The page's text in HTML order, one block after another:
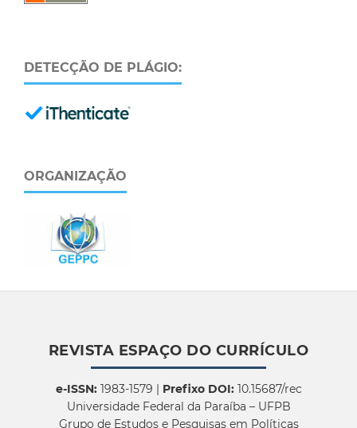
DETECÇÃO DE PLÁGIO:
ORGANIZAÇÃO
REVISTA ESPAÇO DO CURRÍCULO
e-ISSN:1983-1579 | Prefixo DOI:10.15687/rec
Universidade Federal da Paraíba – UFPB
Grupo de Estudos e Pesquisas em Políticas